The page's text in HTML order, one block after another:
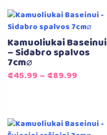
Kamuoliukai Baseinui
– Sidabro spalvos
7cm⌀
€45.99 – €89.99